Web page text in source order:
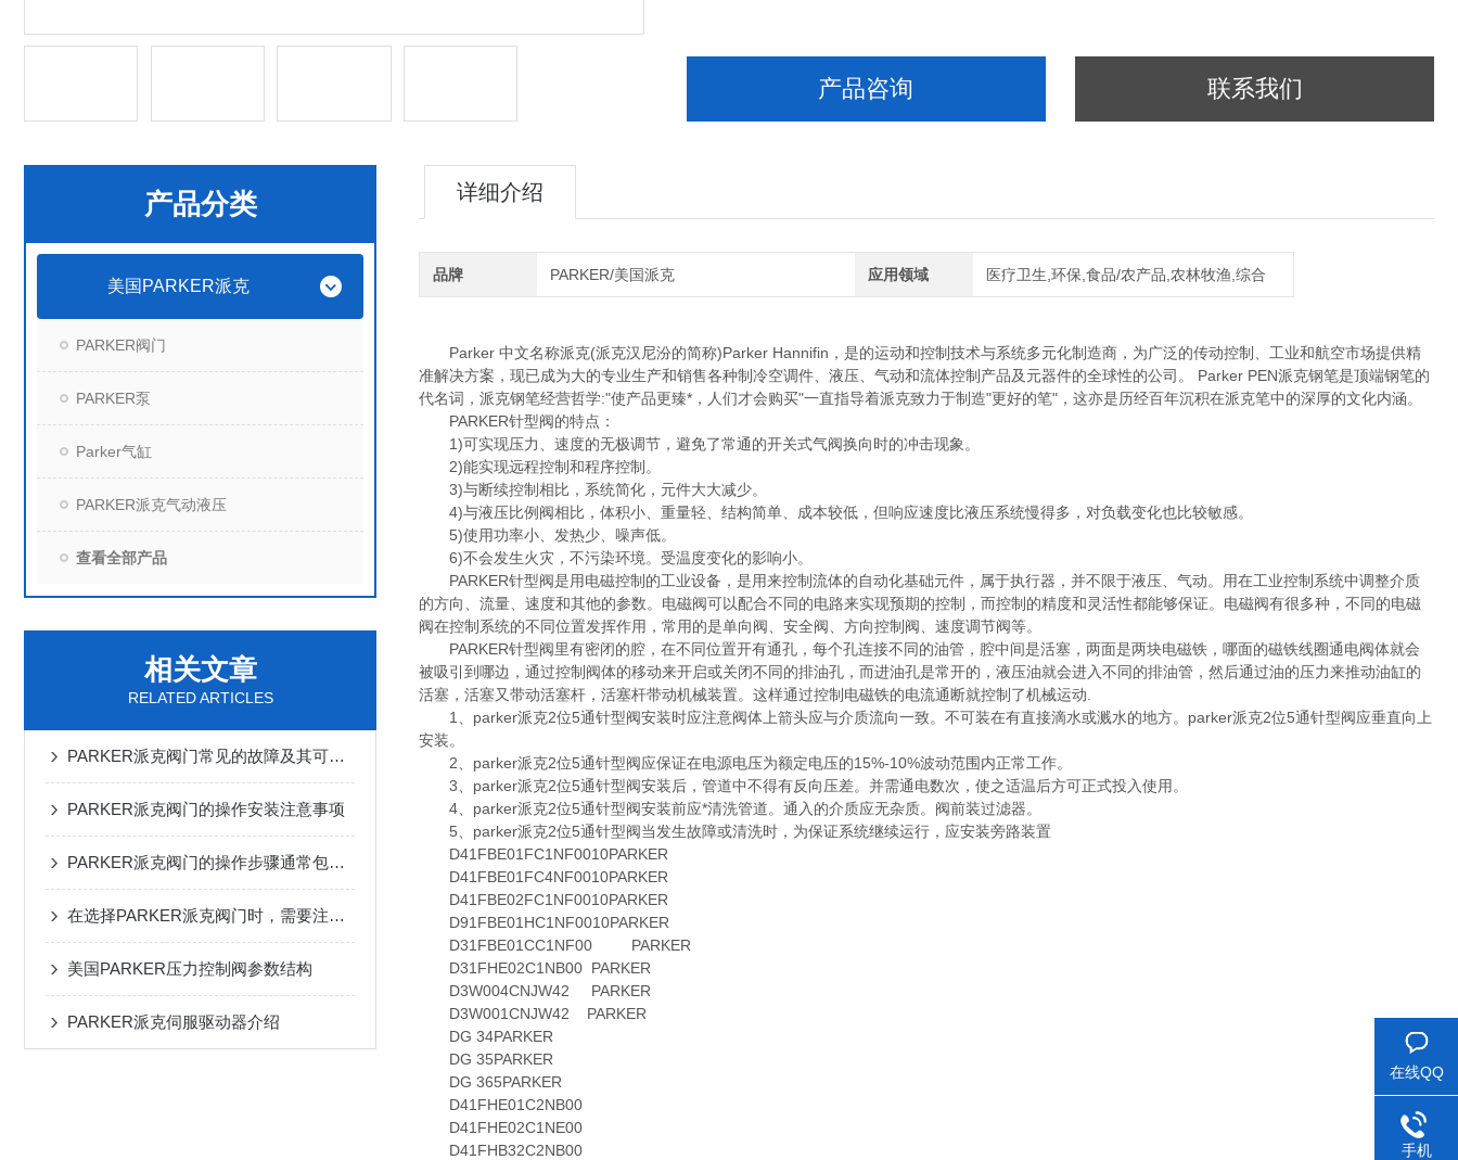
产品咨询 联系我们
产品分类
美国PARKER派克
PARKER阀门
PARKER泵
Parker气缸
PARKER派克气动液压
查看全部产品
相关文章
RELATED ARTICLES
PARKER派克阀门常见的故障及其可能的原因
PARKER派克阀门的操作安装注意事项
PARKER派克阀门的操作步骤通常包括以下几个环节
在选择PARKER派克阀门时，需要注意以下几点
美国PARKER压力控制阀参数结构
PARKER派克伺服驱动器介绍
详细介绍
品牌 PARKER/美国派克 应用领域 医疗卫生,环保,食品/农产品,农林牧渔,综合
Parker 中文名称派克(派克汉尼汾的简称)Parker Hannifin，是的运动和控制技术与系统多元化制造商，为广泛的传动控制、工业和航空市场提供精
准解决方案，现已成为大的专业生产和销售各种制冷空调件、液压、气动和流体控制产品及元器件的全球性的公司。 Parker PEN派克钢笔是顶端钢笔的
代名词，派克钢笔经营哲学:"使产品更臻*，人们才会购买"一直指导着派克致力于制造"更好的笔"，这亦是历经百年沉积在派克笔中的深厚的文化内涵。
PARKER针型阀的特点：
1)可实现压力、速度的无极调节，避免了常通的开关式气阀换向时的冲击现象。
2)能实现远程控制和程序控制。
3)与断续控制相比，系统简化，元件大大减少。
4)与液压比例阀相比，体积小、重量轻、结构简单、成本较低，但响应速度比液压系统慢得多，对负载变化也比较敏感。
5)使用功率小、发热少、噪声低。
6)不会发生火灾，不污染环境。受温度变化的影响小。
PARKER针型阀是用电磁控制的工业设备，是用来控制流体的自动化基础元件，属于执行器，并不限于液压、气动。用在工业控制系统中调整介质
的方向、流量、速度和其他的参数。电磁阀可以配合不同的电路来实现预期的控制，而控制的精度和灵活性都能够保证。电磁阀有很多种，不同的电磁
阀在控制系统的不同位置发挥作用，常用的是单向阀、安全阀、方向控制阀、速度调节阀等。
PARKER针型阀里有密闭的腔，在不同位置开有通孔，每个孔连接不同的油管，腔中间是活塞，两面是两块电磁铁，哪面的磁铁线圈通电阀体就会
被吸引到哪边，通过控制阀体的移动来开启或关闭不同的排油孔，而进油孔是常开的，液压油就会进入不同的排油管，然后通过油的压力来推动油缸的
活塞，活塞又带动活塞杆，活塞杆带动机械装置。这样通过控制电磁铁的电流通断就控制了机械运动.
1、parker派克2位5通针型阀安装时应注意阀体上箭头应与介质流向一致。不可装在有直接滴水或溅水的地方。parker派克2位5通针型阀应垂直向上
安装。
2、parker派克2位5通针型阀应保证在电源电压为额定电压的15%-10%波动范围内正常工作。
3、parker派克2位5通针型阀安装后，管道中不得有反向压差。并需通电数次，使之适温后方可正式投入使用。
4、parker派克2位5通针型阀安装前应*清洗管道。通入的介质应无杂质。阀前装过滤器。
5、parker派克2位5通针型阀当发生故障或清洗时，为保证系统继续运行，应安装旁路装置
D41FBE01FC1NF0010PARKER
D41FBE01FC4NF0010PARKER
D41FBE02FC1NF0010PARKER
D91FBE01HC1NF0010PARKER
D31FBE01CC1NF00 PARKER
D31FHE02C1NB00 PARKER
D3W004CNJW42 PARKER
D3W001CNJW42 PARKER
DG 34PARKER
DG 35PARKER
DG 365PARKER
D41FHE01C2NB00
D41FHE02C1NE00
D41FHB32C2NB00
在线QQ
手机